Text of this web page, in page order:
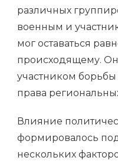
различных
военным и
мог оставаться
происходящему. Он
участником борьбы
права
Влияние
формировалось
нескольких